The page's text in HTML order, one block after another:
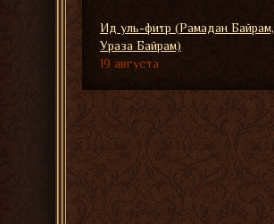
Ид уль-фитр (Рамадан Байрам,
Ураза Байрам)
19 августа